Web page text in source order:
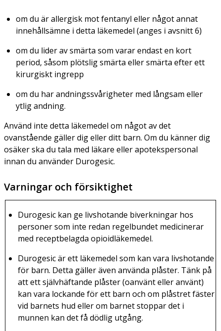
om du är allergisk mot fentanyl eller något annat
innehållsämne i detta läkemedel (anges i avsnitt 6)
om du lider av smärta som varar endast en kort
period, såsom plötslig smärta eller smärta efter ett
kirurgiskt ingrepp
om du har andningssvårigheter med långsam eller
ytlig andning.
Använd inte detta läkemedel om något av det
ovanstående gäller dig eller ditt barn. Om du känner dig
osäker ska du tala med läkare eller apotekspersonal
innan du använder Durogesic.
Varningar och försiktighet
Durogesic kan ge livshotande biverkningar hos
personer som inte redan regelbundet medicinerar
med receptbelagda opioidläkemedel.
Durogesic är ett läkemedel som kan vara livshotande
för barn. Detta gäller även använda plåster. Tänk på
att ett självhäftande plåster (oanvänt eller använt)
kan vara lockande för ett barn och om plåstret fäster
vid barnets hud eller om barnet stoppar det i
munnen kan det få dödlig utgång.